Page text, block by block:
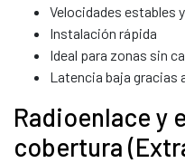
Velocidades estables
Instalación rápida
Ideal para zonas sin
Latencia baja gracias
Radioenlace y
cobertura